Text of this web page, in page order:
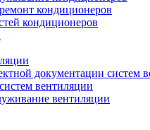
кондиционеров
кондиционеров
документации систем
вентиляции
вентиляции